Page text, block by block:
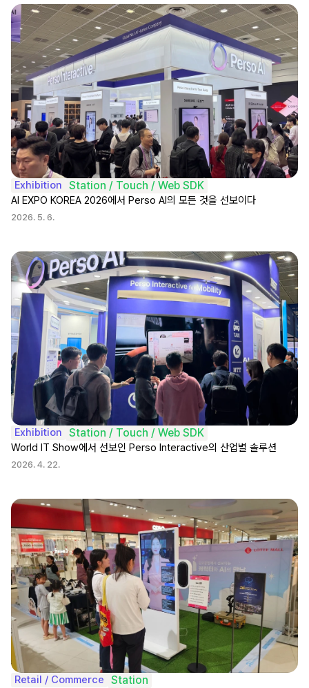
Exhibition Station / Touch / Web SDK
AI EXPO KOREA 2026에서 Perso AI의 모든 것을 선보이다
2026. 5. 6.
Exhibition Station / Touch / Web SDK
World IT Show에서 선보인 Perso Interactive의 산업별 솔루션
2026. 4. 22.
Retail / Commerce Station